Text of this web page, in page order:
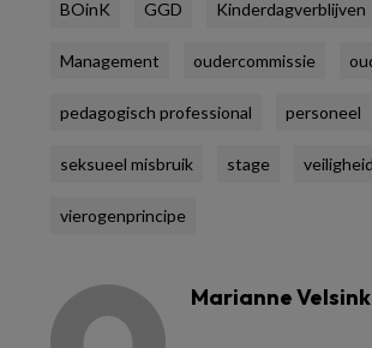
BOinK GGD Kinderdagverblijven
Management oudercommissie
pedagogisch professional personeel
seksueel misbruik stage veiligheid
vierogenprincipe
Marianne Velsink